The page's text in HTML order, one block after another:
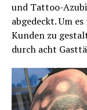
und Tattoo-
abgedeckt. Um
Kunden zu
durch acht